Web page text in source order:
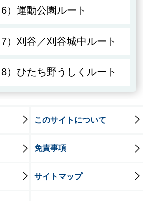
）運動公園ルート
）刈谷／刈谷城中ルート
）ひたち野うしくルート
このサイトについて
免責事項
サイトマップ